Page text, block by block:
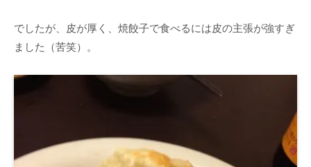
でしたが、皮が厚く、焼餃子で食べるには皮の主張が強すぎ
ました（苦笑）。